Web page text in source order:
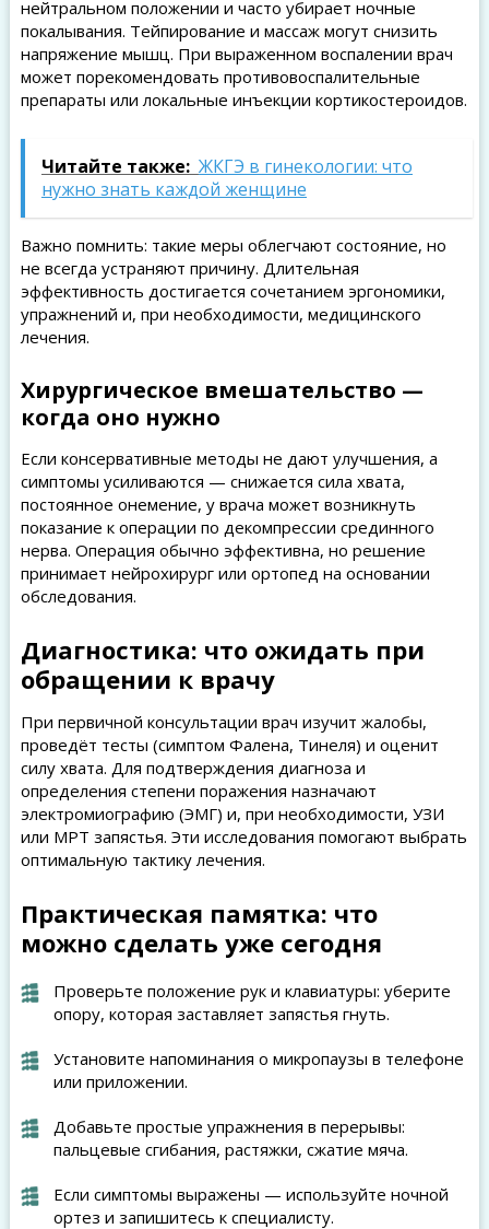
нейтральном положении и часто убирает ночные
покалывания. Тейпирование и массаж могут снизить
напряжение мышц. При выраженном воспалении врач
может порекомендовать противовоспалительные
препараты или локальные инъекции кортикостероидов.
Читайте также: ЖКГЭ в гинекологии: что
нужно знать каждой женщине
Важно помнить: такие меры облегчают состояние, но
не всегда устраняют причину. Длительная
эффективность достигается сочетанием эргономики,
упражнений и, при необходимости, медицинского
лечения.
Хирургическое вмешательство —
когда оно нужно
Если консервативные методы не дают улучшения, а
симптомы усиливаются — снижается сила хвата,
постоянное онемение, у врача может возникнуть
показание к операции по декомпрессии срединного
нерва. Операция обычно эффективна, но решение
принимает нейрохирург или ортопед на основании
обследования.
Диагностика: что ожидать при
обращении к врачу
При первичной консультации врач изучит жалобы,
проведёт тесты (симптом Фалена, Тинеля) и оценит
силу хвата. Для подтверждения диагноза и
определения степени поражения назначают
электромиографию (ЭМГ) и, при необходимости, УЗИ
или МРТ запястья. Эти исследования помогают выбрать
оптимальную тактику лечения.
Практическая памятка: что
можно сделать уже сегодня
Проверьте положение рук и клавиатуры: уберите
опору, которая заставляет запястья гнуть.
Установите напоминания о микропаузы в телефоне
или приложении.
Добавьте простые упражнения в перерывы:
пальцевые сгибания, растяжки, сжатие мяча.
Если симптомы выражены — используйте ночной
ортез и запишитесь к специалисту.